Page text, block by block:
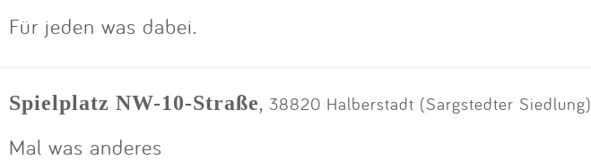
Für jeden was dabei.
Spielplatz NW-10-Straße, 38820 Halberstadt (Sargstedter Siedlung)
Mal was anderes